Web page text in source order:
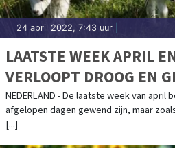
24 april 2022, 7:43 uur
LAATSTE WEEK APRIL
VERLOOPT DROOG EN
ZONNIG
NEDERLAND - De laatste week van
afgelopen dagen gewend zijn, maar
[...]